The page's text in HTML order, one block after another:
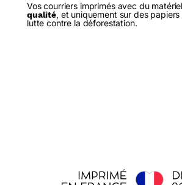
Vos courriers imprimés avec du
qualité, et uniquement sur des papiers
lutte contre la déforestation.